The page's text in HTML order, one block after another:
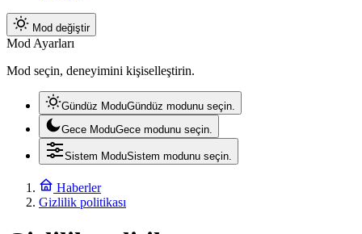
Mod değiştir
Mod Ayarları
Mod seçin, deneyimini kişiselleştirin.
Gündüz ModuGündüz modunu seçin.
Gece ModuGece modunu seçin.
Sistem ModuSistem modunu seçin.
Haberler
Gizlilik politikası